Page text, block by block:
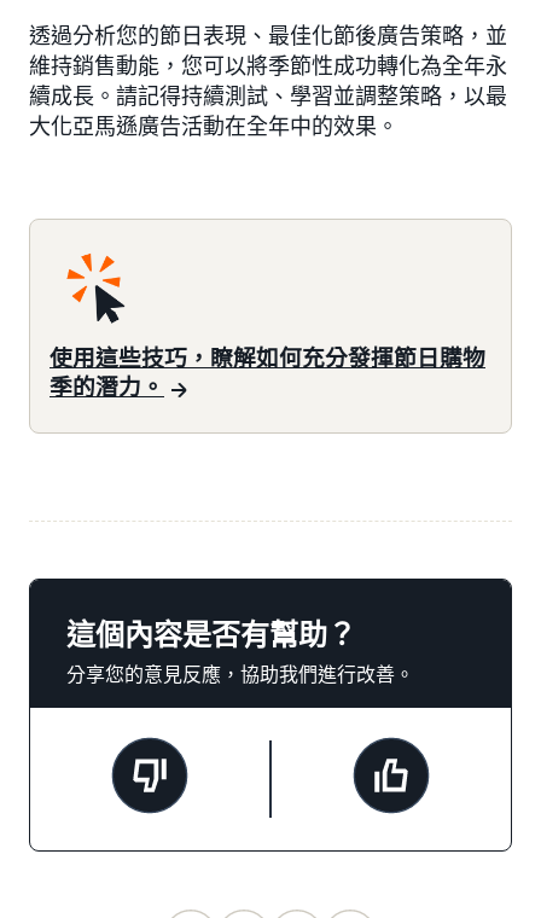
透過分析您的節日表現、最佳化節後廣告策略，並
維持銷售動能，您可以將季節性成功轉化為全年永
續成長。請記得持續測試、學習並調整策略，以最
大化亞馬遜廣告活動在全年中的效果。
使用這些技巧，瞭解如何充分發揮節日購物
季的潛力。
這個內容是否有幫助？
分享您的意見反應，協助我們進行改善。